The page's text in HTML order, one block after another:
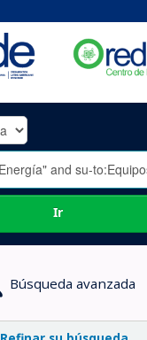
Ir
Búsqueda avanzada